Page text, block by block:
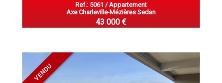
Ref.: 5061 / Appartement
Axe Charleville-Mézières Sedan
43 000 €
VENDU